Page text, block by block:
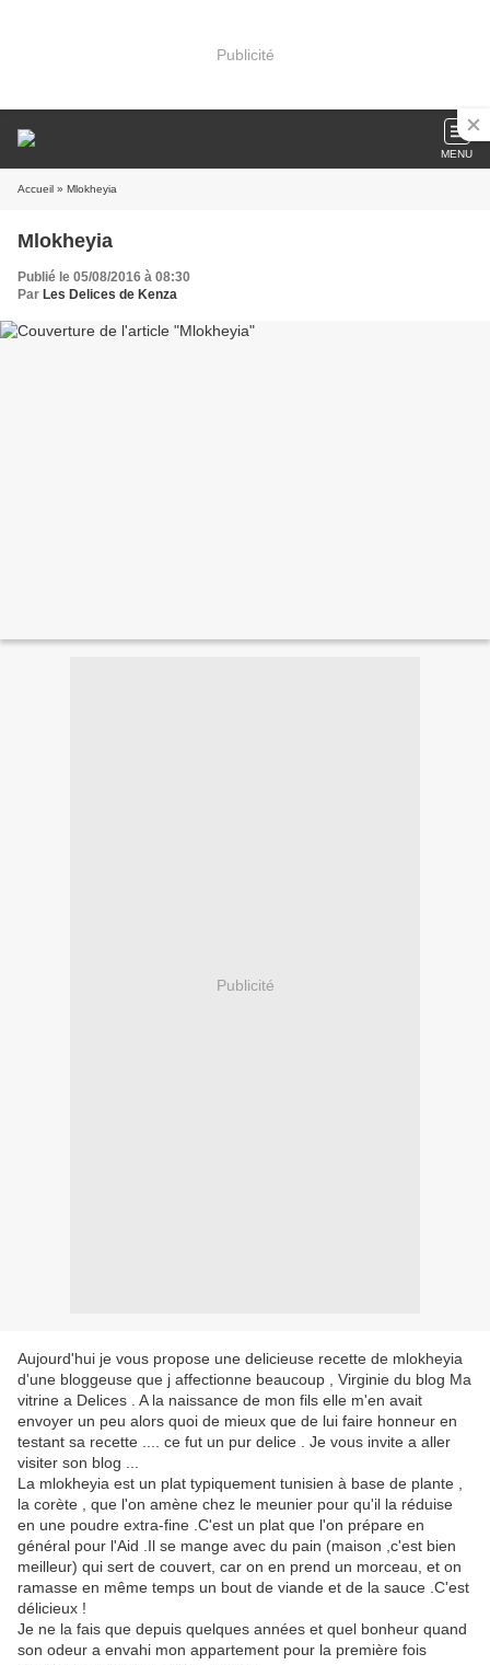
Publicité
MENU
Accueil » Mlokheyia
Mlokheyia
Publié le 05/08/2016 à 08:30
Par Les Delices de Kenza
Publicité
Aujourd'hui je vous propose une delicieuse recette de mlokheyia
d'une bloggeuse que j affectionne beaucoup , Virginie du blog Ma
vitrine a Delices . A la naissance de mon fils elle m'en avait
envoyer un peu alors quoi de mieux que de lui faire honneur en
testant sa recette .... ce fut un pur delice . Je vous invite a aller
visiter son blog ...
La mlokheyia est un plat typiquement tunisien à base de plante ,
la corète , que l'on amène chez le meunier pour qu'il la réduise
en une poudre extra-fine .C'est un plat que l'on prépare en
général pour l'Aid .Il se mange avec du pain (maison ,c'est bien
meilleur) qui sert de couvert, car on en prend un morceau, et on
ramasse en même temps un bout de viande et de la sauce .C'est
délicieux !
Je ne la fais que depuis quelques années et quel bonheur quand
son odeur a envahi mon appartement pour la première fois